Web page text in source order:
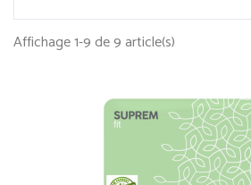
Affichage 1-9 de 9 article(s)